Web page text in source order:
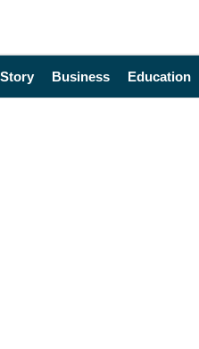
Business Education